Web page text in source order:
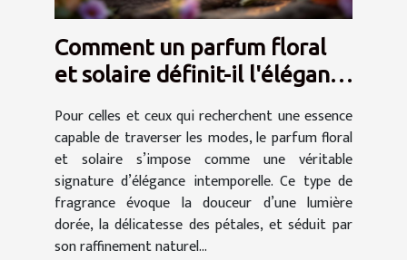
Comment un parfum floral
et solaire définit-il l'élégance
Pour celles et ceux qui recherchent une essence
capable de traverser les modes, le parfum floral
et solaire s’impose comme une véritable
signature d’élégance intemporelle. Ce type de
fragrance évoque la douceur d’une lumière
dorée, la délicatesse des pétales, et séduit par
son raffinement naturel...